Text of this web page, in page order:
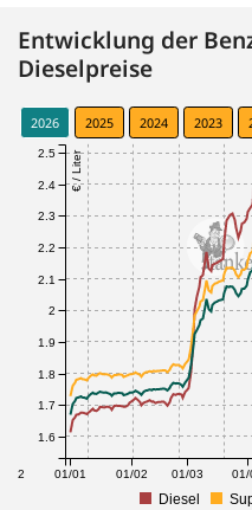
Entwicklung der
Dieselpreise
2026 2025 2024 2023
12 01/01 01/02 01/03 01/
€ / Liter
1.6
1.7
1.8
1.9
2
2.1
2.2
2.3
2.4
2.5
Diesel